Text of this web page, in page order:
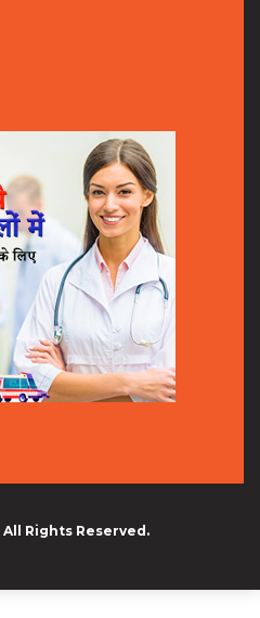
All Rights Reserved.